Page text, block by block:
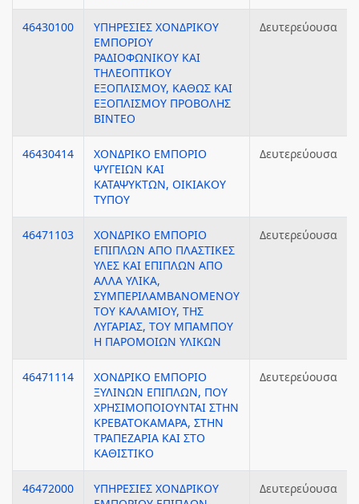
46430100
ΥΠΗΡΕΣΙΕΣ ΧΟΝΔΡΙΚΟΥ
ΕΜΠΟΡΙΟΥ
ΡΑΔΙΟΦΩΝΙΚΟΥ ΚΑΙ
ΤΗΛΕΟΠΤΙΚΟΥ
ΕΞΟΠΛΙΣΜΟΥ, ΚΑΘΩΣ ΚΑΙ
ΕΞΟΠΛΙΣΜΟΥ ΠΡΟΒΟΛΗΣ
ΒΙΝΤΕΟ
Δευτερεύουσα
46430414
ΧΟΝΔΡΙΚΟ ΕΜΠΟΡΙΟ
ΨΥΓΕΙΩΝ ΚΑΙ
ΚΑΤΑΨΥΚΤΩΝ, ΟΙΚΙΑΚΟΥ
ΤΥΠΟΥ
Δευτερεύουσα
46471103
ΧΟΝΔΡΙΚΟ ΕΜΠΟΡΙΟ
ΕΠΙΠΛΩΝ ΑΠΟ ΠΛΑΣΤΙΚΕΣ
ΥΛΕΣ ΚΑΙ ΕΠΙΠΛΩΝ ΑΠΟ
ΑΛΛΑ ΥΛΙΚΑ,
ΣΥΜΠΕΡΙΛΑΜΒΑΝΟΜΕΝΟΥ
ΤΟΥ ΚΑΛΑΜΙΟΥ, ΤΗΣ
ΛΥΓΑΡΙΑΣ, ΤΟΥ ΜΠΑΜΠΟΥ
Η ΠΑΡΟΜΟΙΩΝ ΥΛΙΚΩΝ
Δευτερεύουσα
46471114
ΧΟΝΔΡΙΚΟ ΕΜΠΟΡΙΟ
ΞΥΛΙΝΩΝ ΕΠΙΠΛΩΝ, ΠΟΥ
ΧΡΗΣΙΜΟΠΟΙΟΥΝΤΑΙ ΣΤΗΝ
ΚΡΕΒΑΤΟΚΑΜΑΡΑ, ΣΤΗΝ
ΤΡΑΠΕΖΑΡΙΑ ΚΑΙ ΣΤΟ
ΚΑΘΙΣΤΙΚΟ
Δευτερεύουσα
46472000
ΥΠΗΡΕΣΙΕΣ ΧΟΝΔΡΙΚΟΥ
Δευτερεύουσα